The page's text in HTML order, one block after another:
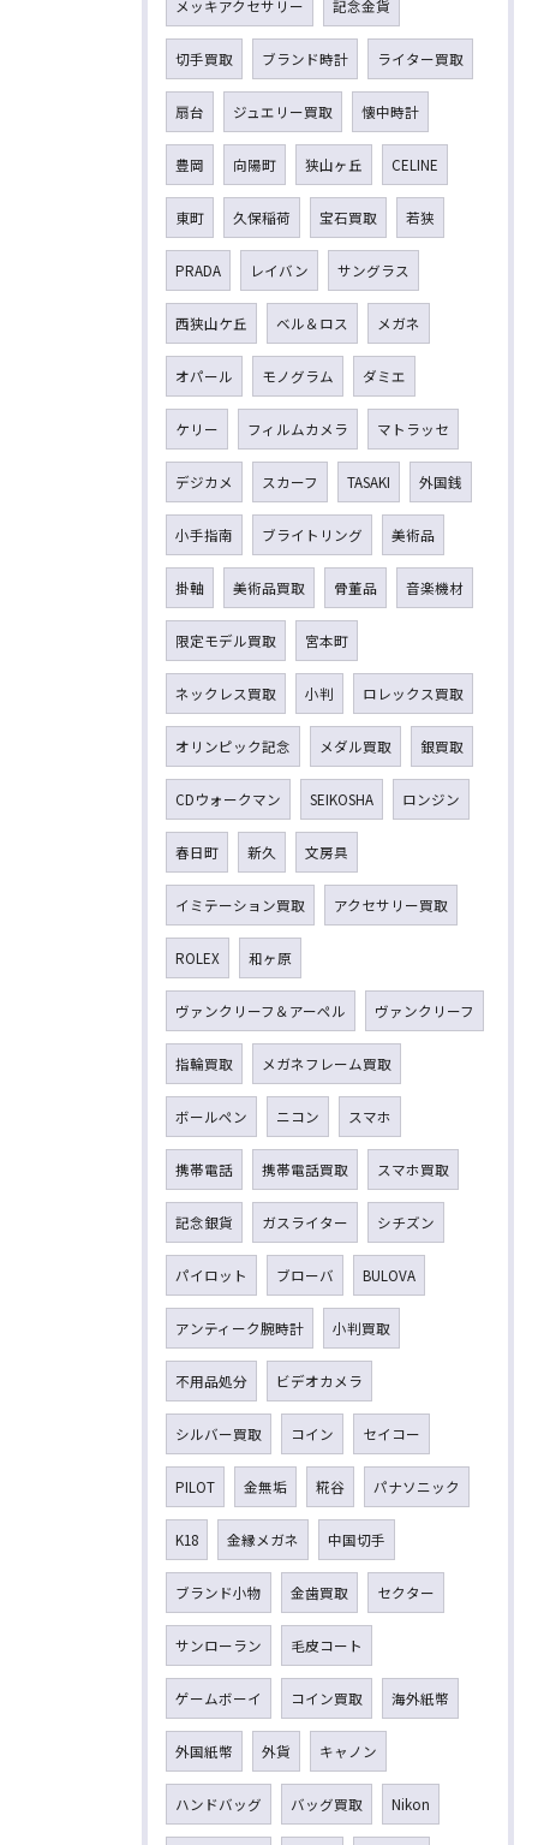
メッキアクセサリー 記念金貨
切手買取 ブランド時計 ライター買取
扇台 ジュエリー買取 懐中時計
豊岡 向陽町 狭山ヶ丘 CELINE
東町 久保稲荷 宝石買取 若狭
PRADA レイバン サングラス
西狭山ケ丘 ベル＆ロス メガネ
オパール モノグラム ダミエ
ケリー フィルムカメラ マトラッセ
デジカメ スカーフ TASAKI 外国銭
小手指南 ブライトリング 美術品
掛軸 美術品買取 骨董品 音楽機材
限定モデル買取 宮本町
ネックレス買取 小判 ロレックス買取
オリンピック記念 メダル買取 銀買取
CDウォークマン SEIKOSHA ロンジン
春日町 新久 文房具
イミテーション買取 アクセサリー買取
ROLEX 和ヶ原
ヴァンクリーフ＆アーペル ヴァンクリーフ
指輪買取 メガネフレーム買取
ボールペン ニコン スマホ
携帯電話 携帯電話買取 スマホ買取
記念銀貨 ガスライター シチズン
パイロット ブローバ BULOVA
アンティーク腕時計 小判買取
不用品処分 ビデオカメラ
シルバー買取 コイン セイコー
PILOT 金無垢 糀谷 パナソニック
K18 金縁メガネ 中国切手
ブランド小物 金歯買取 セクター
サンローラン 毛皮コート
ゲームボーイ コイン買取 海外紙幣
外国紙幣 外貨 キャノン
ハンドバッグ バッグ買取 Nikon